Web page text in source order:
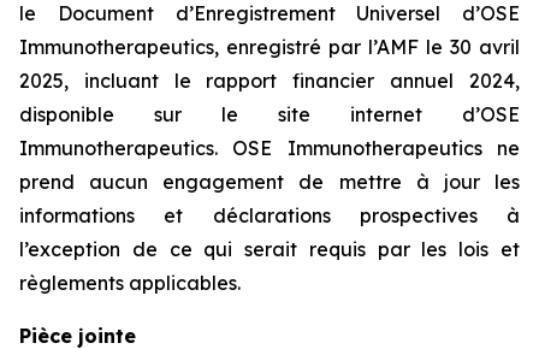
le Document d’Enregistrement Universel d’OSE
Immunotherapeutics, enregistré par l’AMF le 30 avril
2025, incluant le rapport financier annuel 2024,
disponible sur le site internet d’OSE
Immunotherapeutics. OSE Immunotherapeutics ne
prend aucun engagement de mettre à jour les
informations et déclarations prospectives à
l’exception de ce qui serait requis par les lois et
règlements applicables.
Pièce jointe